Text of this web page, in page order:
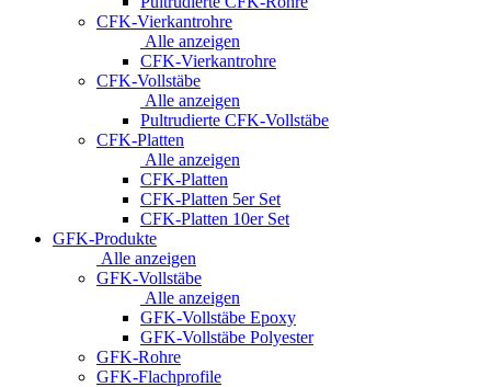
CFK-Vierkantrohre
Alle anzeigen
CFK-Vierkantrohre
CFK-Vollstäbe
Alle anzeigen
Pultrudierte CFK-Vollstäbe
CFK-Platten
Alle anzeigen
CFK-Platten
CFK-Platten 5er Set
CFK-Platten 10er Set
GFK-Produkte
Alle anzeigen
GFK-Vollstäbe
Alle anzeigen
GFK-Vollstäbe Epoxy
GFK-Vollstäbe Polyester
GFK-Rohre
GFK-Flachprofile